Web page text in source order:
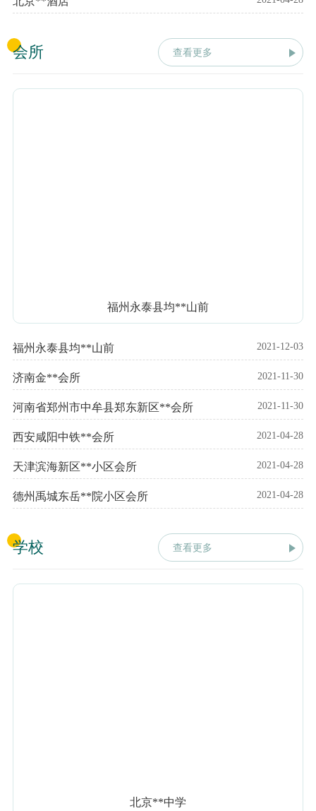
会所 查看更多
福州永泰县均**山前
福州永泰县均**山前 2021-12-03
济南金**会所 2021-11-30
河南省郑州市中牟县郑东新区**会所 2021-11-30
西安咸阳中铁**会所 2021-04-28
天津滨海新区**小区会所 2021-04-28
德州禹城东岳**院小区会所 2021-04-28
学校 查看更多
北京**中学